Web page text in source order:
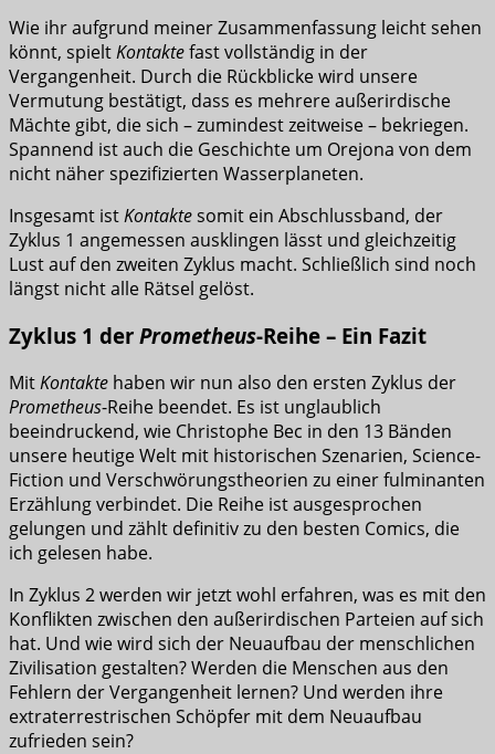
Wie ihr aufgrund meiner Zusammenfassung leicht sehen
könnt, spieltKontaktefast vollständig in der
Vergangenheit. Durch die Rückblicke wird unsere
Vermutung bestätigt, dass es mehrere außerirdische
Mächte gibt, die sich – zumindest zeitweise – bekriegen.
Spannend ist auch die Geschichte um Orejona von dem
nicht näher spezifizierten Wasserplaneten.
Insgesamt istKontaktesomit ein Abschlussband, der
Zyklus 1 angemessen ausklingen lässt und gleichzeitig
Lust auf den zweiten Zyklus macht. Schließlich sind noch
längst nicht alle Rätsel gelöst.
Zyklus 1 der Prometheus-Reihe – Ein Fazit
MitKontakte haben wir nun also den ersten Zyklus der
Prometheus-Reihe beendet. Es ist unglaublich
beeindruckend, wie Christophe Bec in den 13 Bänden
unsere heutige Welt mit historischen Szenarien, Science-
Fiction und Verschwörungstheorien zu einer fulminanten
Erzählung verbindet. Die Reihe ist ausgesprochen
gelungen und zählt definitiv zu den besten Comics, die
ich gelesen habe.
In Zyklus 2 werden wir jetzt wohl erfahren, was es mit den
Konflikten zwischen den außerirdischen Parteien auf sich
hat. Und wie wird sich der Neuaufbau der menschlichen
Zivilisation gestalten? Werden die Menschen aus den
Fehlern der Vergangenheit lernen? Und werden ihre
extraterrestrischen Schöpfer mit dem Neuaufbau
zufrieden sein?